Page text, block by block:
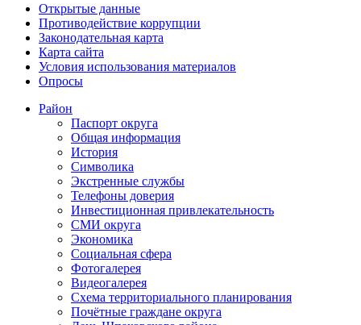
Открытые данные
Противодействие коррупции
Законодательная карта
Карта сайта
Условия использования материалов
Опросы
Район
Паспорт округа
Общая информация
История
Символика
Экстренные службы
Телефоны доверия
Инвестиционная привлекательность
СМИ округа
Экономика
Социальная сфера
Фотогалерея
Видеогалерея
Схема территориального планирования
Почётные граждане округа